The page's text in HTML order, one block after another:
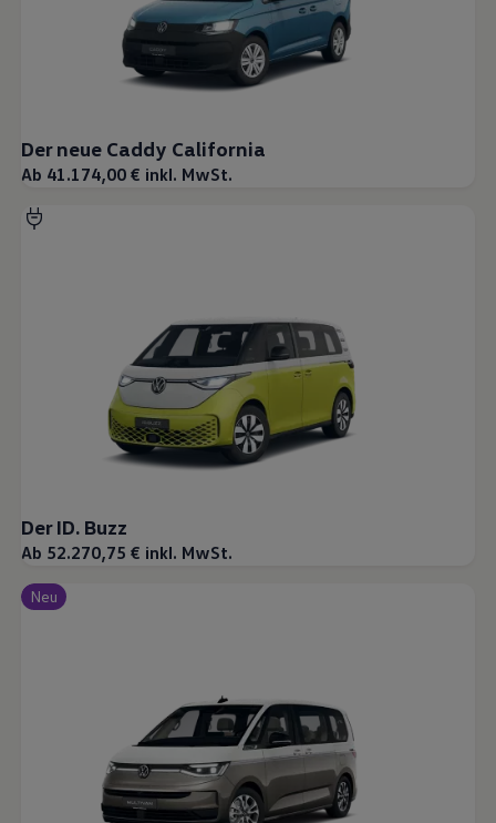
Der neue Caddy California
Ab 41.174,00 € inkl. MwSt.
Der ID. Buzz
Ab 52.270,75 € inkl. MwSt.
Neu